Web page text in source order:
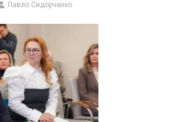
Павло Сидорченко